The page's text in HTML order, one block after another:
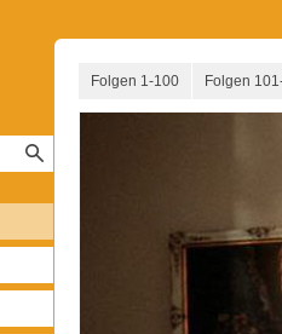
Folgen 1-100 Folgen